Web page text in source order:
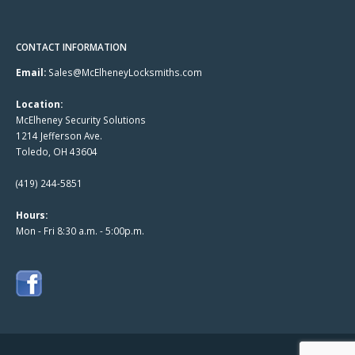
CONTACT INFORMATION
Email: Sales@McElheneyLocksmiths.com
Location:
McElheney Security Solutions
1214 Jefferson Ave.
Toledo, OH 43604
(419) 244-5851
Hours:
Mon - Fri 8:30 a.m. - 5:00p.m.